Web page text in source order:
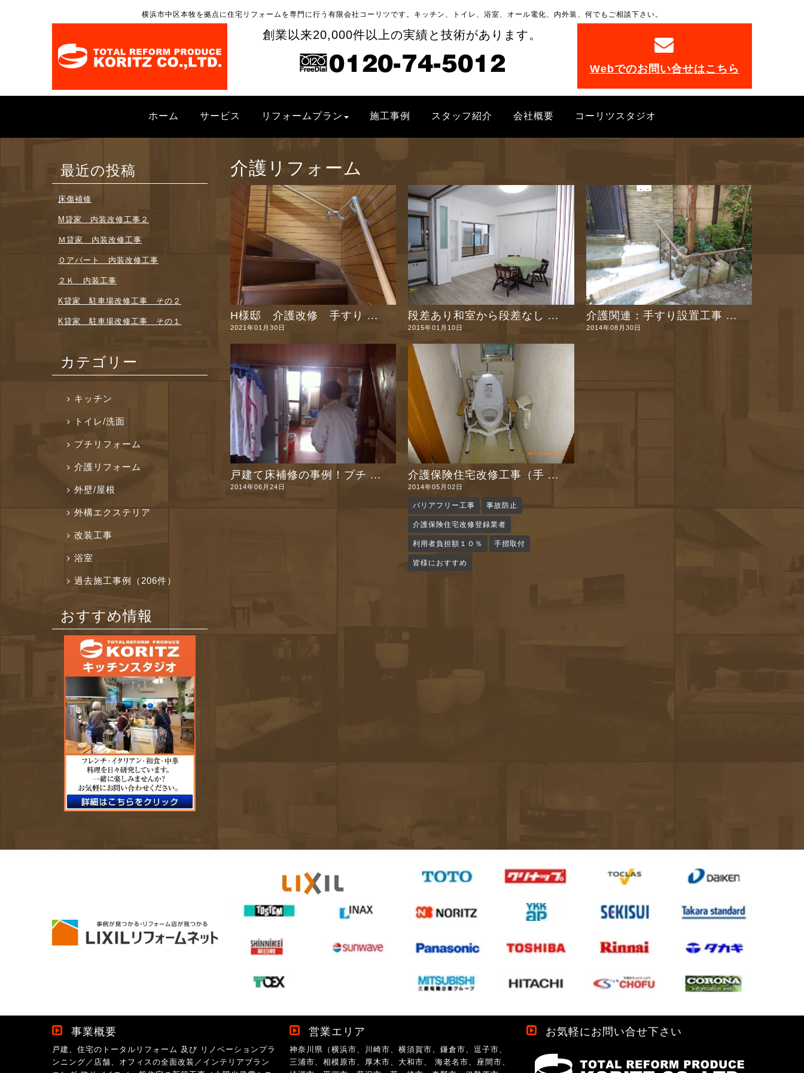
横浜市中区本牧を拠点に住宅リフォームを専門に行う有限会社コーリツです。キッチン、トイレ、浴室、オール電化、内外装、何でもご相談下さい。
創業以来20,000件以上の実績と技術があります。
Webでのお問い合せはこちら
ホーム サービス リフォームプラン 施工事例 スタッフ紹介 会社概要 コーリツスタジオ
介護リフォーム
H様邸 介護改修 手すり ...
2021年01月30日
段差あり和室から段差なし ...
2015年01月10日
介護関連：手すり設置工事 ...
2014年08月30日
戸建て床補修の事例！プチ ...
2014年06月24日
介護保険住宅改修工事（手 ...
2014年05月02日
バリアフリー工事 事故防止
介護保険住宅改修登録業者
利用者負担額１０％ 手摺取付
皆様におすすめ
最近の投稿
床傷補修
M貸家 内装改修工事２
Ｍ貸家 内装改修工事
Ｏアパート 内装改修工事
２Ｋ 内装工事
K貸家 駐車場改修工事 その２
K貸家 駐車場改修工事 その１
カテゴリー
キッチン
トイレ/洗面
プチリフォーム
介護リフォーム
外壁/屋根
外構エクステリア
改装工事
浴室
過去施工事例（206件）
おすすめ情報
事業概要
戸建、住宅のトータルリフォーム 及び リノベーションプラ
ンニング／店舗、オフィスの全面改装／インテリアプラン
営業エリア
神奈川県（横浜市、川崎市、横須賀市、鎌倉市、逗子市、
三浦市、相模原市、厚木市、大和市、 海老名市、座間市、
お気軽にお問い合せ下さい